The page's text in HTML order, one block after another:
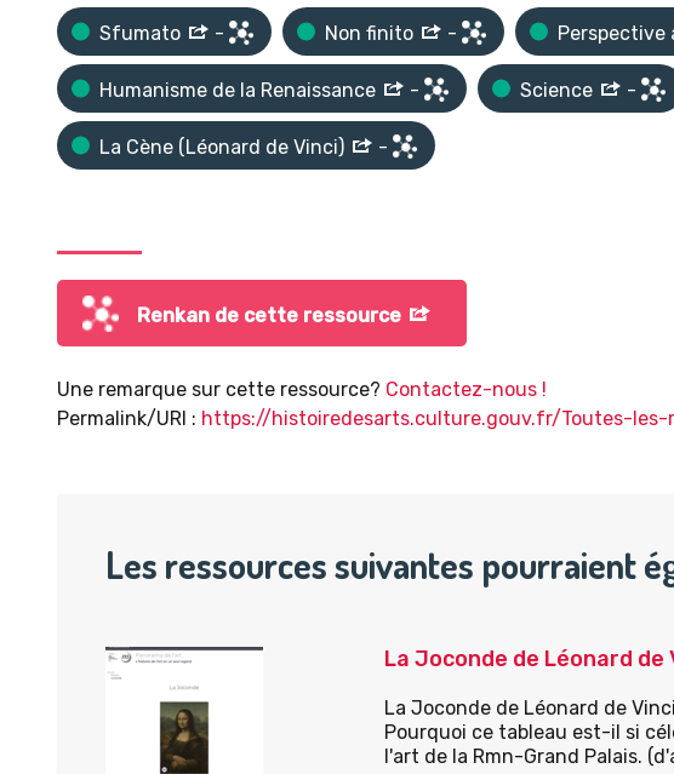
Sfumato - Non finito - Perspective
Humanisme de la Renaissance - Science -
La Cène (Léonard de Vinci) -
Renkan de cette ressource
Une remarque sur cette ressource? Contactez-nous !
Permalink/URI : https://histoiredesarts.culture.gouv.fr/Toutes-
Les ressources suivantes pourraient
La Joconde de Léonard de
La Joconde de Léonard de
Pourquoi ce tableau est-il si
l'art de la Rmn-Grand Palais.